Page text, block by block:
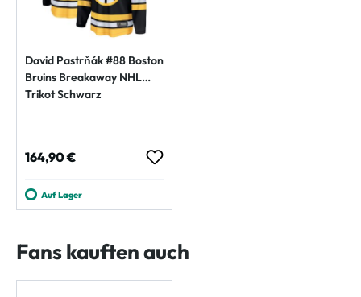
David Pastrňák #88 Boston
Bruins Breakaway NHL
Trikot Schwarz
Regulärer Preis:
164,90 €
Auf Lager
Fans kauften auch